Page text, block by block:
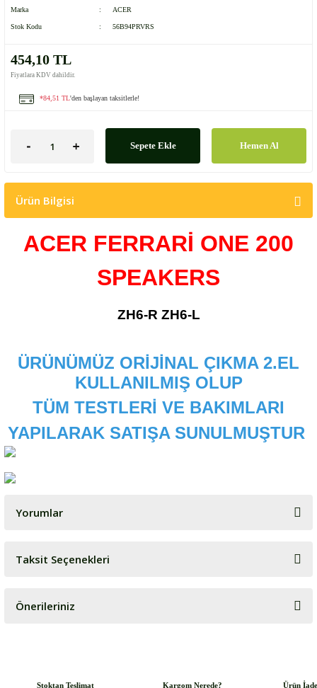
Marka ACER
Stok Kodu 56B94PRVRS
454,10 TL
Fiyatlara KDV dahildir.
*84,51 TL'den başlayan taksitlerle!
Sepete Ekle Hemen Al
Ürün Bilgisi
ACER FERRARİ ONE 200
SPEAKERS
ZH6-R ZH6-L
ÜRÜNÜMÜZ ORİJİNAL ÇIKMA 2.EL
KULLANILMIŞ OLUP
TÜM TESTLERİ VE BAKIMLARI
YAPILARAK SATIŞA SUNULMUŞTUR
Yorumlar
Bu ürüne ilk yorumu siz yapın!
Taksit Seçenekleri
Önerileriniz
Stoktan Teslimat Kargom Nerede? Ürün